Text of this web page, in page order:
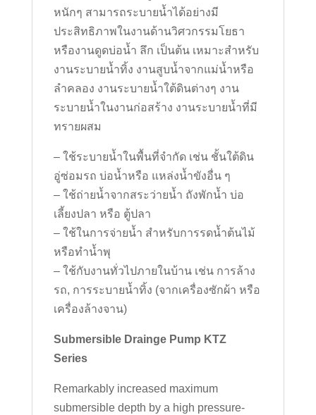
หนักๆ สามารถระบายน้ำได้อย่างมี
ประสิทธิภาพในงานด้านวิศวกรรมโยธา
หรืองานดูดบ่อน้ำ ลึก เป็นต้น เหมาะสำหรับ
งานระบายน้ำทิ้ง งานสูบน้ำจากแม่น้ำหรือ
ลำคลอง งานระบายน้ำใต้ดินต่างๆ งาน
ระบายน้ำในงานก่อสร้าง งานระบายน้ำที่มี
ทรายผสม
– ใช้ระบายน้ำในพื้นที่จำกัด เช่น ชั้นใต้ดิน
อู่ซ่อมรถ บ่อน้ำหรือ แหล่งน้ำขังอื่น ๆ
– ใช้ถ่ายน้ำจากสระว่ายน้ำ ถังพักน้ำ บ่อ
เลี้ยงปลา หรือ ตู้ปลา
– ใช้ในการจ่ายน้ำ สำหรับการรดน้ำต้นไม้
หรือทำน้ำพุ
– ใช้กับงานทั่วไปภายในบ้าน เช่น การล้าง
รถ, การระบายน้ำทิ้ง (จากเครื่องซักผ้า หรือ
เครื่องล้างจาน)
Submersible Drainge Pump KTZ
Series
Remarkably increased maximum
submersible depth by a high pressure-